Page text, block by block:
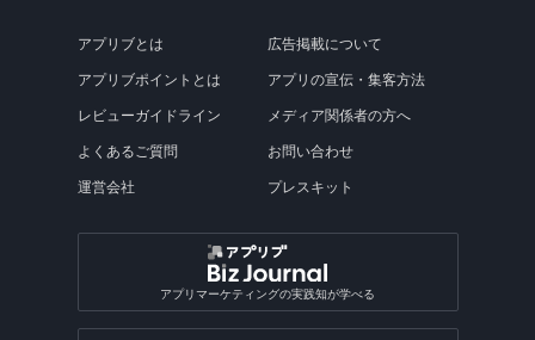
アプリブとは
アプリブポイントとは
レビューガイドライン
よくあるご質問
運営会社
広告掲載について
アプリの宣伝・集客方法
メディア関係者の方へ
お問い合わせ
プレスキット
アプリマーケティングの実践知が学べる